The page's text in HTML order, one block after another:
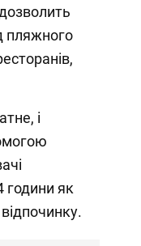
пляжного
і
години як